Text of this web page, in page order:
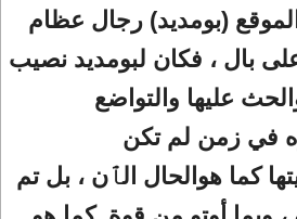
(بومديد) رجال عظام
بال ، فكان لبومديد نصيب
عليها والتواضع
في زمن لم تكن
كما هوالحال الٱن ، بل تم